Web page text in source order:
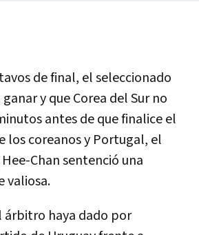
de final, el seleccionado
y que Corea del Sur no
antes de que finalice el
los coreanos y Portugal, el
Chan sentenció una
valiosa.
árbitro haya dado por